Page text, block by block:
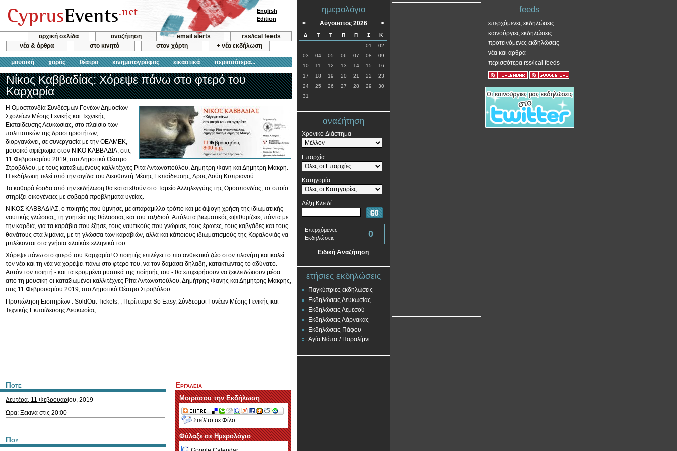
αρχική σελίδα αναζήτηση email alerts
rss/ical feeds
νέα & άρθρα
στο κινητό στον χάρτη + νέα εκδήλωση
μουσική χορός θέατρο κινηματογράφος εικαστικά περισσότερα...
English
Edition
Νίκος Καββαδίας: Χόρεψε πάνω στο φτερό του
Καρχαρία
Η Ομοσπονδία Συνδέσμων Γονέων Δημοσίων
Σχολείων Μέσης Γενικής και Τεχνικής
Εκπαίδευσης Λευκωσίας, στο πλαίσιο των
πολιτιστικών της δραστηριοτήτων,
διοργανώνει, σε συνεργασία με την ΟΕΛΜΕΚ,
μουσικό αφιέρωμα στον ΝΙΚΟ ΚΑΒΒΑΔΙΑ, στις
11 Φεβρουαρίου 2019, στο Δημοτικό Θέατρο
Στροβόλου, με τους καταξιωμένους καλλιτέχνες Ρίτα Αντωνοπούλου, Δημήτρη Φανή και Δημήτρη Μακρή.
Η εκδήλωση τελεί υπό την αιγίδα του Διευθυντή Μέσης Εκπαίδευσης, Δρος Λούη Κυπριανού.
Τα καθαρά έσοδα από την εκδήλωση θα κατατεθούν στο Ταμείο Αλληλεγγύης της Ομοσπονδίας, το οποίο
στηρίζει οικογένειες με σοβαρά προβλήματα υγείας.
ΝΙΚΟΣ ΚΑΒΒΑΔΙΑΣ, ο ποιητής που ύμνησε, με απαράμιλλο τρόπο και με άψογη χρήση της ιδιωματικής
ναυτικής γλώσσας, τη γοητεία της θάλασσας και του ταξιδιού. Απόλυτα βιωματικός «ψιθυρίζει», πάντα με
την καρδιά, για τα καράβια που έζησε, τους ναυτικούς που γνώρισε, τους έρωτες, τους καβγάδες και τους
θανάτους στα λιμάνια, με τη γλώσσα των καραβιών, αλλά και κάποιους ιδιωματισμούς της Κεφαλονιάς να
μπλέκονται στα γνήσια «λαϊκά» ελληνικά του.
Χόρεψε πάνω στο φτερό του Καρχαρία! Ο ποιητής επιλέγει το πιο ανθεκτικό ζώο στον πλανήτη και καλεί
τον νέο και τη νέα να χορέψει πάνω στο φτερό του, να τον δαμάσει δηλαδή, κατακτώντας το αδύνατο.
Αυτόν τον ποιητή - και τα κρυμμένα μυστικά της ποίησής του - θα επιχειρήσουν να ξεκλειδώσουν μέσα
από τη μουσική οι καταξιωμένοι καλλιτέχνες Ρίτα Αντωνοπούλου, Δημήτρης Φανής και Δημήτρης Μακρής,
στις 11 Φεβρουαρίου 2019, στο Δημοτικό Θέατρο Στροβόλου.
Προπώληση Εισιτηρίων : SoldOut Tickets, , Περίπτερα So Easy, Σύνδεσμοι Γονέων Μέσης Γενικής και
Τεχνικής Εκπαίδευσης Λευκωσίας.
Ποτε
Δευτέρα, 11 Φεβρουαρίου, 2019
Ώρα: Ξεκινά στις 20:00
Που
Εργαλεια
Μοιράσου την Εκδήλωση
Στείλ'το σε Φίλο
Φύλαξε σε Ημερολόγιο
ημερολόγιο
< Αύγουστος 2026 >
Δ Τ Τ Π Π Σ
Κ
01
02
03
04 05 06 07 08
09
10
11 12 13 14 15
16
17
18 19 20 21 22
23
24
25 26 27 28 29
30
31
αναζήτηση
Χρονικό Διάστημα
Επαρχία
Κατηγορία
Λέξη Κλειδί
Επερχόμενες
Εκδηλώσεις
0
Ειδική Αναζήτηση
ετήσιες εκδηλώσεις
Παγκύπριες εκδηλώσεις
Εκδηλώσεις Λευκωσίας
Εκδηλώσεις Λεμεσού
Εκδηλώσεις Λάρνακας
Εκδηλώσεις Πάφου
Αγία Νάπα / Παραλίμνι
feeds
επερχόμενες εκδηλώσεις
καινούργιες εκδηλώσεις
προτεινόμενες εκδηλώσεις
νέα και άρθρα
περισσότερα rss/ical feeds